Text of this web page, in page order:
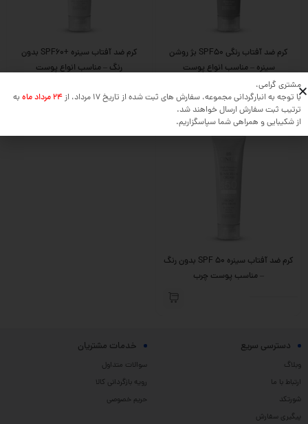
کرم ضد آفتاب رنگی SPF50 بژ روشن
سینره – مناسب انواع پوست
کرم ضد آفتاب سینره +SPF60 بدون
رنگ – مناسب انواع پوست
ناموجود
کرم ضد آفتاب سینره SPF 50 بدون رنگ
– مناسب پوست چرب
دسترسی سریع
وبلاگ
ارتباط با ما
شورتکد
پیگیری سفارش
خدمات مشتریان
سوالات متداول
رویه بازگردانی کالا
حریم خصوصی
مشتری گرامی،
با توجه به انبارگردانی مجموعه، سفارش های ثبت شده از تاریخ 17 مرداد، از
24 مرداد ماه
به
ترتیب ثبت سفارش ارسال خواهند شد.
از شکیبایی و همراهی شما سپاسگزاریم.